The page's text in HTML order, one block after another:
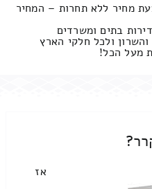
מחיר ללא תחרות – המחיר
בתים ומשרדים
ולכל חלקי הארץ
מעל הכל!
אז